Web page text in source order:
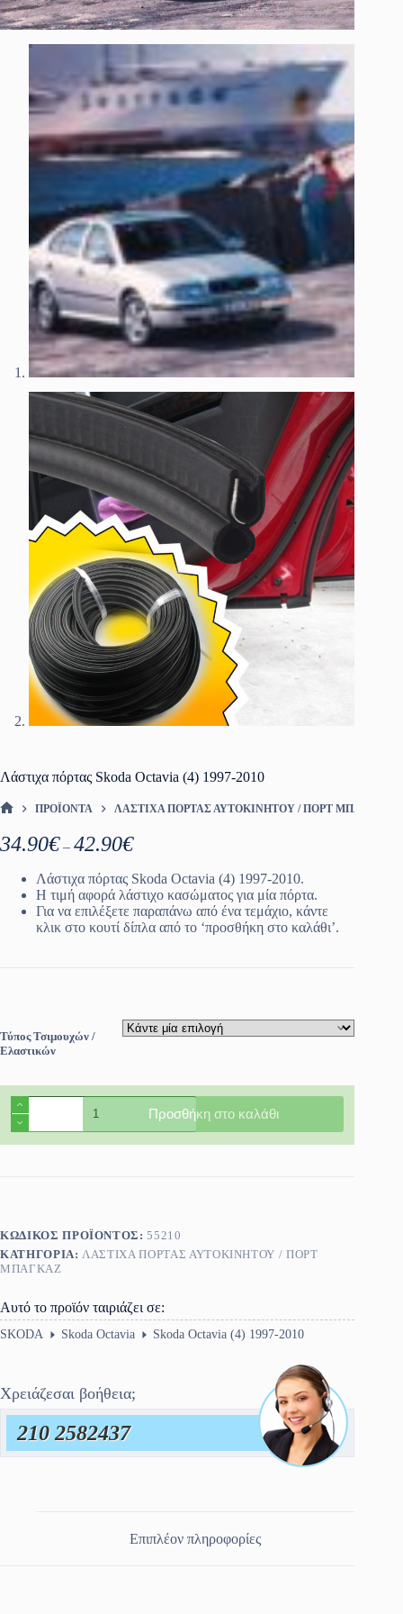
Λάστιχα πόρτας Skoda Octavia (4) 1997-2010
ΠΡΟΪΌΝΤΑ ΛΆΣΤΙΧΑ ΠΌΡΤΑΣ ΑΥΤΟΚΙΝΉΤΟΥ / ΠΟΡΤ ΜΠΑΓΚΑΖ
34.90€ – 42.90€Price
34.90€
through
42.90€
Λάστιχα πόρτας Skoda Octavia (4) 1997-2010.
Η τιμή αφορά λάστιχο κασώματος για μία πόρτα.
Για να επιλέξετε παραπάνω από ένα τεμάχιο, κάντε
κλικ στο κουτί δίπλα από το ‘προσθήκη στο καλάθι’.
Τύπος Τσιμουχών /
Ελαστικών
Λάστιχα
πόρτας
Skoda
Octavia
Προσθήκη στο καλάθι
ΚΩΔΙΚΌΣ ΠΡΟΪΌΝΤΟΣ:55210
ΚΑΤΗΓΟΡΊΑ: ΛΆΣΤΙΧΑ ΠΌΡΤΑΣ ΑΥΤΟΚΙΝΉΤΟΥ / ΠΟΡΤ
ΜΠΑΓΚΑΖ
Αυτό το προϊόν ταιριάζει σε:
SKODA Skoda Octavia Skoda Octavia (4) 1997-2010
Χρειάζεσαι βοήθεια;
210 2582437
Επιπλέον πληροφορίες